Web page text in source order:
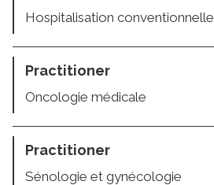
Hospitalisation conventionnelle
Practitioner
Oncologie médicale
Practitioner
Sénologie et gynécologie